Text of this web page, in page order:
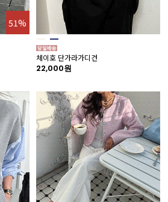
51%
체이호 단가라가디건
22,000원